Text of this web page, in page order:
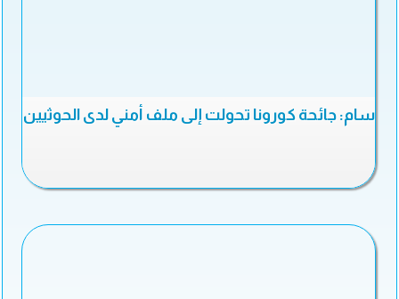
سام: جائحة كورونا تحولت إلى ملف أمني لدى الحوثيين